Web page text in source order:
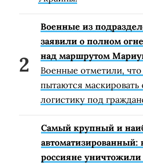
Военные из
заявили о полном
над маршрутом
Военные отметили,
пытаются
логистику под
Самый крупный и
автоматизированный:
россияне